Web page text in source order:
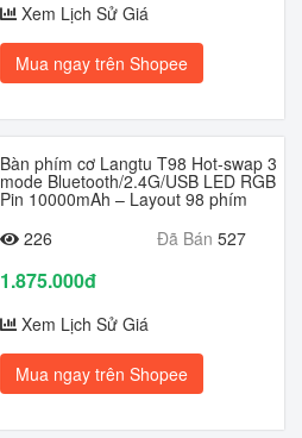
Xem Lịch Sử Giá
Mua ngay trên Shopee
Bàn phím cơ Langtu T98 Hot-swap 3
mode Bluetooth/2.4G/USB LED RGB
Pin 10000mAh – Layout 98 phím
226
Đã Bán 527
1.875.000đ
Xem Lịch Sử Giá
Mua ngay trên Shopee